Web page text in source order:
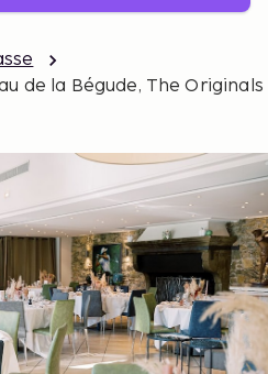
de la Bégude, The Originals